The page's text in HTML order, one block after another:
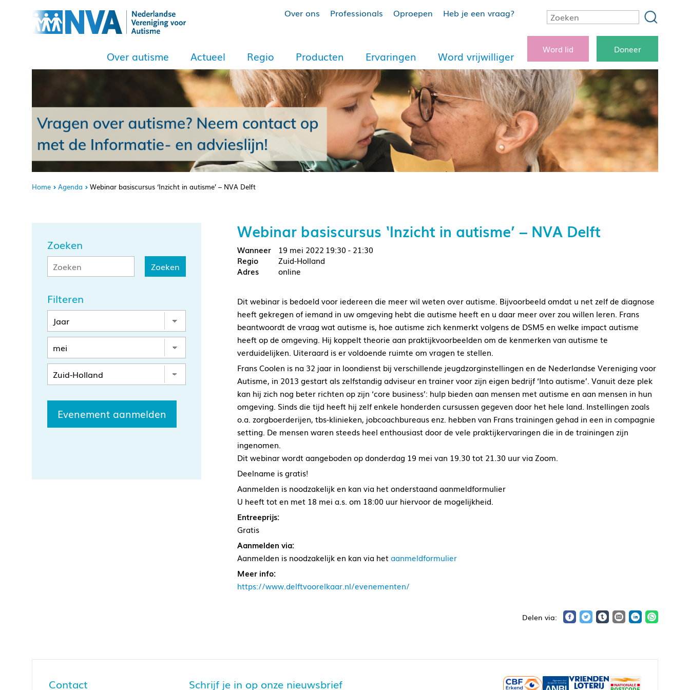
Over ons Professionals Oproepen Heb je een vraag?
Over autisme Actueel Regio Producten Ervaringen Word vrijwilliger
Word lid Doneer
Home Agenda Webinar basiscursus ‘Inzicht in autisme’ – NVA Delft
Zoeken
Filteren
Evenement aanmelden
Webinar basiscursus ‘Inzicht in autisme’ – NVA Delft
19 mei 2022 19:30 - 21:30
Zuid-Holland
online
Dit webinar is bedoeld voor iedereen die meer wil weten over autisme. Bijvoorbeeld omdat u net zelf de diagnose
heeft gekregen of iemand in uw omgeving hebt die autisme heeft en u daar meer over zou willen leren. Frans
beantwoordt de vraag wat autisme is, hoe autisme zich kenmerkt volgens de DSM5 en welke impact autisme
heeft op de omgeving. Hij koppelt theorie aan praktijkvoorbeelden om de kenmerken van autisme te
verduidelijken. Uiteraard is er voldoende ruimte om vragen te stellen.
Frans Coolen is na 32 jaar in loondienst bij verschillende jeugdzorginstellingen en de Nederlandse Vereniging voor
Autisme, in 2013 gestart als zelfstandig adviseur en trainer voor zijn eigen bedrijf ‘Into autisme’. Vanuit deze plek
kan hij zich nog beter richten op zijn ‘core business’: hulp bieden aan mensen met autisme en aan mensen in hun
omgeving. Sinds die tijd heeft hij zelf enkele honderden cursussen gegeven door het hele land. Instellingen zoals
o.a. zorgboerderijen, tbs-klinieken, jobcoachbureaus enz. hebben van Frans trainingen gehad in een in compagnie
setting. De mensen waren steeds heel enthousiast door de vele praktijkervaringen die in de trainingen zijn
ingenomen.
Dit webinar wordt aangeboden op donderdag 19 mei van 19.30 tot 21.30 uur via Zoom.
Deelname is gratis!
Aanmelden is noodzakelijk en kan via het onderstaand aanmeldformulier
U heeft tot en met 18 mei a.s. om 18:00 uur hiervoor de mogelijkheid.
Entreeprijs:
Gratis
Aanmelden via:
Aanmelden is noodzakelijk en kan via hetaanmeldformulier
Meer info:
https://www.delftvoorelkaar.nl/evenementen/
Contact Schrijf je in op onze nieuwsbrief